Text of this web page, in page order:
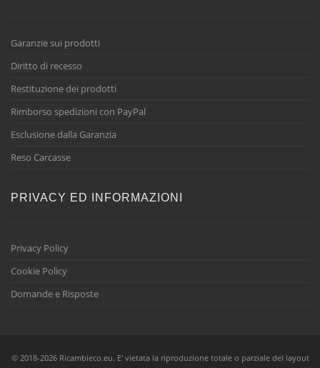
Garanzie sui prodotti
Diritto di recesso
Restituzione dei prodotti
Rimborso spedizioni con PayPal
Esclusione dalla Garanzia
Reso Carcasse
PRIVACY ED INFORMAZIONI
Privacy Policy
Cookie Policy
Domande e Risposte
© 2018-2026 Ricambieco.eu. E' vietata la riproduzione totale o parziale del layout